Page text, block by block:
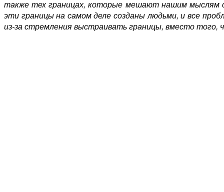
также тех границах, которые мешают нашим мыслям
эти границы на самом деле созданы людьми, и все
из-за стремления выстраивать границы, вместо того,